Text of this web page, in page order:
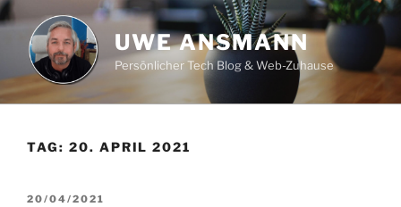
Zum
Inhalt
springen
UWE ANSMANN
Persönlicher Tech Blog & Web-Zuhause
TAG: 20. APRIL 2021
VERÖFFENTLICHT
20/04/2021